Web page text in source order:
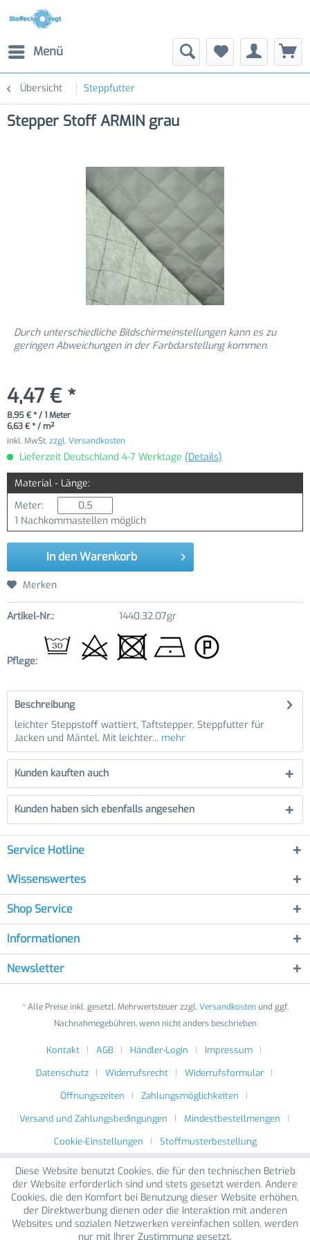
Menü
Übersicht Steppfutter
Stepper Stoff ARMIN grau
Durch unterschiedliche Bildschirmeinstellungen kann es zu
geringen Abweichungen in der Farbdarstellung kommen.
4,47 € *
8,95 € * / 1 Meter
6,63 € * / m²
inkl. MwSt.zzgl. Versandkosten
Lieferzeit Deutschland 4-7 Werktage (Details)
Material - Länge:
Meter:
1 Nachkommastellen möglich
In den Warenkorb
Merken
Artikel-Nr.: 1440.32.07gr
Pflege:
Beschreibung
leichter Steppstoff wattiert, Taftstepper, Steppfutter für
Jacken und Mäntel. Mit leichter... mehr
Kunden kauften auch
Kunden haben sich ebenfalls angesehen
Service Hotline
Wissenswertes
Shop Service
Informationen
Newsletter
* Alle Preise inkl. gesetzl. Mehrwertsteuer zzgl.Versandkostenund ggf.
Nachnahmegebühren, wenn nicht anders beschrieben
Kontakt AGB Händler-Login
Impressum
Datenschutz
Widerrufsrecht
Widerrufsformular
Öffnungszeiten
Zahlungsmöglichkeiten
Versand und Zahlungsbedingungen
Mindestbestellmengen
Cookie-Einstellungen
Stoffmusterbestellung
Diese Website benutzt Cookies, die für den technischen Betrieb
der Website erforderlich sind und stets gesetzt werden. Andere
Cookies, die den Komfort bei Benutzung dieser Website erhöhen,
der Direktwerbung dienen oder die Interaktion mit anderen
Websites und sozialen Netzwerken vereinfachen sollen, werden
nur mit Ihrer Zustimmung gesetzt.